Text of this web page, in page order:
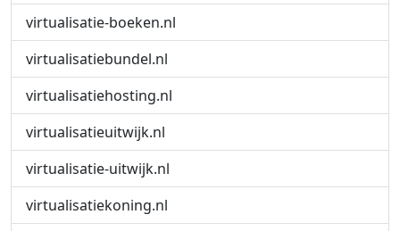
virtualisatie-boeken.nl
virtualisatiebundel.nl
virtualisatiehosting.nl
virtualisatieuitwijk.nl
virtualisatie-uitwijk.nl
virtualisatiekoning.nl